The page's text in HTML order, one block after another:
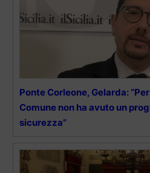
Ponte Corleone, Gelarda:
Comune non ha avuto un
sicurezza”